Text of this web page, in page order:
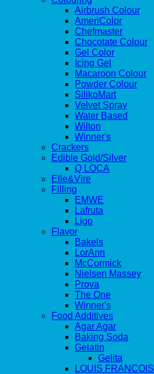
Airbrush Colour
AmeriColor
Chefmaster
Chocotate Colour
Gel Color
Icing Gel
Macaroon Colour
Powder Colour
SilikoMart
Velvet Spray
Water Based
Wilton
Winner's
Crackers
Edible Gold/Silver
Q LOCA
Elle&Vire
Filling
EMWE
Lafruta
Ligo
Flavor
Bakels
LorAnn
McCormick
Nielsen Massey
Prova
The One
Winner's
Food Additives
Agar Agar
Baking Soda
Gelatin
Gelita
LOUIS FRANCOIS